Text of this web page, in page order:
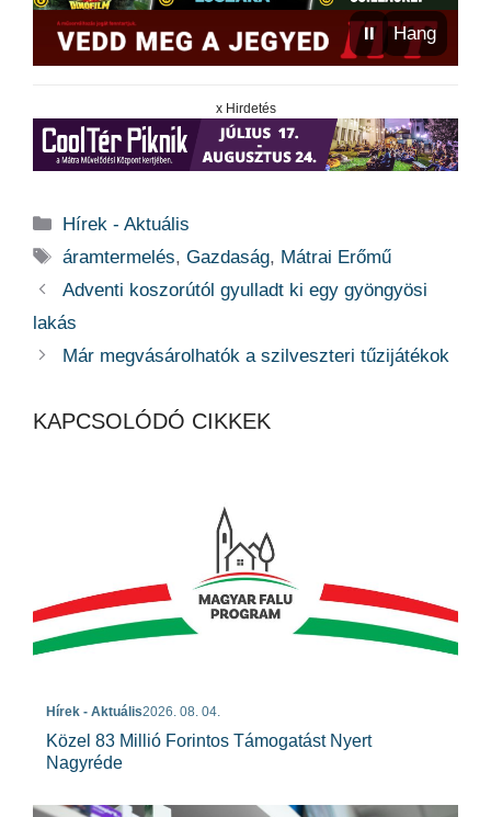
⏸ Hang
x Hirdetés
Kategória
Hírek - Aktuális
Címkék
áramtermelés,Gazdaság, Mátrai Erőmű
Adventi koszorútól gyulladt ki egy gyöngyösi
lakás
Már megvásárolhatók a szilveszteri tűzijátékok
KAPCSOLÓDÓ CIKKEK
Hírek - Aktuális2026. 08. 04.
Közel 83 Millió Forintos Támogatást Nyert
Nagyréde